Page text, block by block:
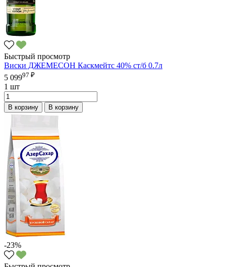
Быстрый просмотр
Виски ДЖЕМЕСОН Каскмейтс 40% ст/б 0.7л
5 09997 ₽
1 шт
В корзину В корзину
-23%